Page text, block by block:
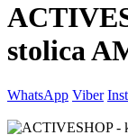
stolica
WhatsApp Viber